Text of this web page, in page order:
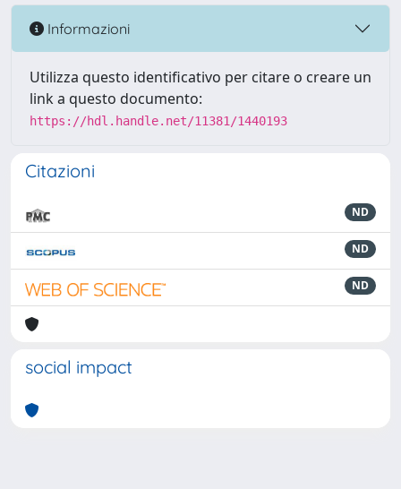
Informazioni
Utilizza questo identificativo per citare o creare un
link a questo documento:
https://hdl.handle.net/11381/1440193
Citazioni
ND
ND
ND
social impact